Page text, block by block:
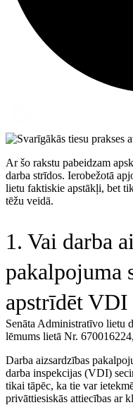
Ar šo rakstu pabeidzam
darba strīdos. Ierobežotā
lietu faktiskie apstākļi, bet
tēžu veidā.
1. Vai darba
pakalpojuma
apstrīdēt VDI
Senāta Administratīvo lietu
lēmums lietā Nr.
Darba aizsardzības
darba inspekcijas (VDI)
tikai tāpēc, ka tie var
privāttiesiskās attiecības ar